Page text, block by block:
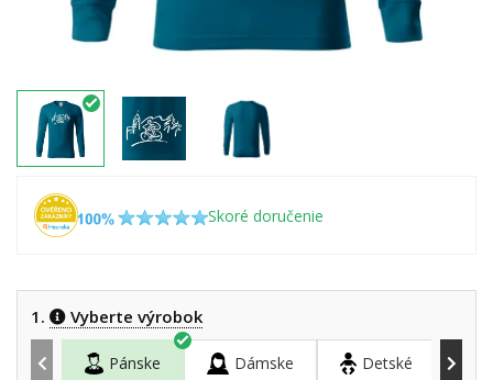
Skoré doručenie
1. Vyberte výrobok
Pánske Dámske Detské